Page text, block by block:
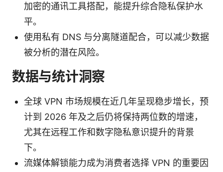
加密的通讯工具搭配，能提升综合隐私保护水
平。
使用私有 DNS 与分离隧道配合，可以减少数据
被分析的潜在风险。
数据与统计洞察
全球 VPN 市场规模在近几年呈现稳步增长，预
计到 2026 年及之后仍将保持两位数的增速，
尤其在远程工作和数字隐私意识提升的背景
下。
流媒体解锁能力成为消费者选择 VPN 的重要因